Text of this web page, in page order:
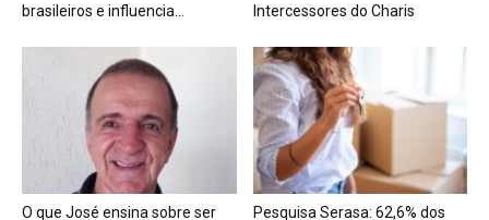
brasileiros e influencia...
Intercessores do Charis
O que José ensina sobre ser
Pesquisa Serasa: 62,6% dos